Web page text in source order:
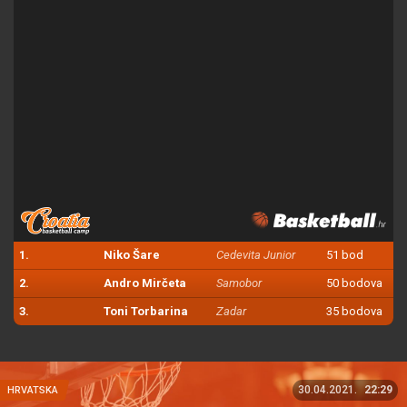
1. Niko Šare Cedevita Junior 51 bod
2. Andro Mirčeta Samobor 50 bodova
3. Toni Torbarina Zadar 35 bodova
HRVATSKA 30.04.2021. 22:29